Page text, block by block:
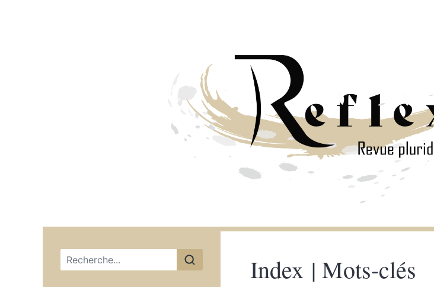
Menu principal Index | Mots-clés